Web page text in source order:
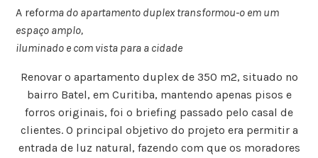
A reforma do apartamento duplex transformou-o em um
espaço amplo,
iluminado e com vista para a cidade
Renovar o apartamento duplex de 350 m2, situado no
bairro Batel, em Curitiba, mantendo apenas pisos e
forros originais, foi o briefing passado pelo casal de
clientes. O principal objetivo do projeto era permitir a
entrada de luz natural, fazendo com que os moradores